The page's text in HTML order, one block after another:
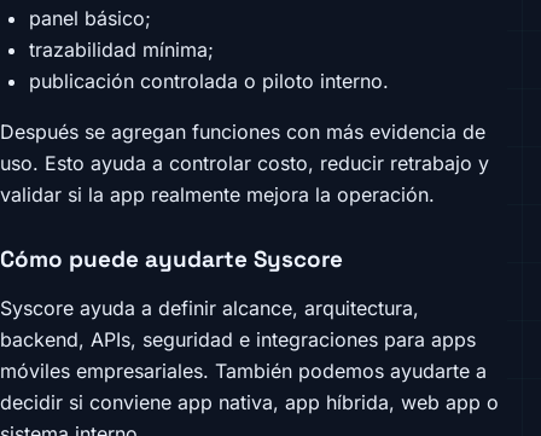
panel básico;
trazabilidad mínima;
publicación controlada o piloto interno.
Después se agregan funciones con más evidencia de
uso. Esto ayuda a controlar costo, reducir retrabajo y
validar si la app realmente mejora la operación.
Cómo puede ayudarte Syscore
Syscore ayuda a definir alcance, arquitectura,
backend, APIs, seguridad e integraciones para apps
móviles empresariales. También podemos ayudarte a
decidir si conviene app nativa, app híbrida, web app o